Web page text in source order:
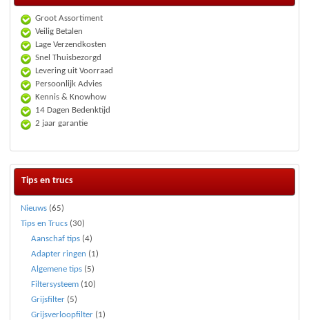
Groot Assortiment
Veilig Betalen
Lage Verzendkosten
Snel Thuisbezorgd
Levering uit Voorraad
Persoonlijk Advies
Kennis & Knowhow
14 Dagen Bedenktijd
2 jaar garantie
Tips en trucs
Nieuws (65)
Tips en Trucs (30)
Aanschaf tips (4)
Adapter ringen (1)
Algemene tips (5)
Filtersysteem (10)
Grijsfilter (5)
Grijsverloopfilter (1)